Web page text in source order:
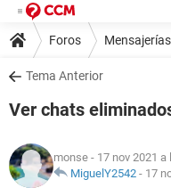
Foros
Tema Anterior
Ver chats
monse - 17 nov 2021 a
MiguelY2542 - 17